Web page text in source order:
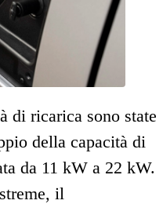
di ricarica sono state
della capacità di
da 11 kW a 22 kW.
il